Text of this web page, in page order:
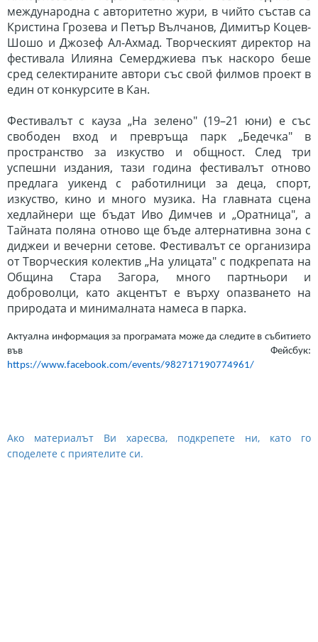
международна с авторитетно жури, в чийто състав са
Кристина Грозева и Петър Вълчанов, Димитър Коцев-
Шошо и Джозеф Ал-Ахмад. Творческият директор на
фестивала Илияна Семерджиева пък наскоро беше
сред селектираните автори със свой филмов проект в
един от конкурсите в Кан.
Фестивалът с кауза „На зелено" (19–21 юни) е със
свободен вход и превръща парк „Бедечка" в
пространство за изкуство и общност. След три
успешни издания, тази година фестивалът отново
предлага уикенд с работилници за деца, спорт,
изкуство, кино и много музика. На главната сцена
хедлайнери ще бъдат Иво Димчев и „Оратница", а
Тайната поляна отново ще бъде алтернативна зона с
диджеи и вечерни сетове. Фестивалът се организира
от Творческия колектив „На улицата" с подкрепата на
Община Стара Загора, много партньори и
доброволци, като акцентът е върху опазването на
природата и минималната намеса в парка.
Актуална информация за програмата може да следите в събитието
във Фейсбук:
https://www.facebook.com/events/982717190774961/
Ако материалът Ви харесва, подкрепете ни, като го
споделете с приятелите си.